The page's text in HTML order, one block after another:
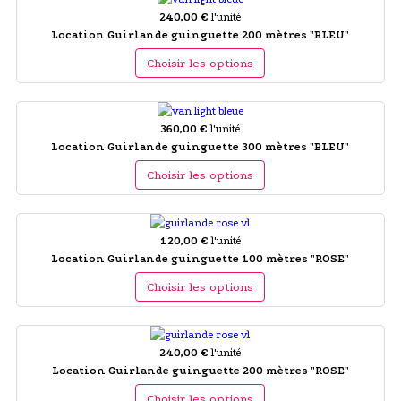
240,00 € l'unité
Location Guirlande guinguette 200 mètres "BLEU"
Choisir les options
360,00 € l'unité
Location Guirlande guinguette 300 mètres "BLEU"
Choisir les options
120,00 € l'unité
Location Guirlande guinguette 100 mètres "ROSE"
Choisir les options
240,00 € l'unité
Location Guirlande guinguette 200 mètres "ROSE"